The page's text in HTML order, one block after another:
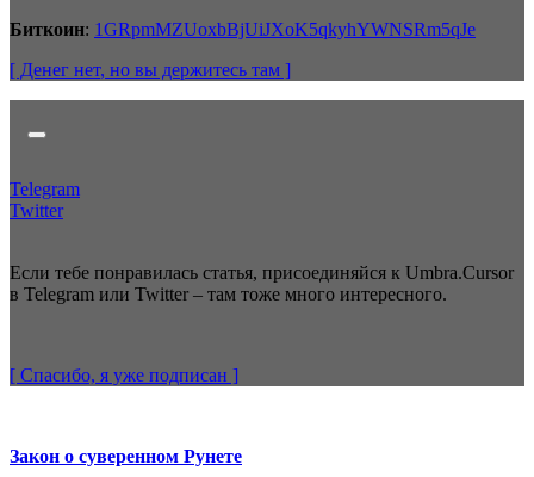
Биткоин: 1GRpmMZUoxbBjUiJXoK5qkyhYWNSRm5qJe
[ Денег нет, но вы держитесь там ]
Telegram
Twitter
Если тебе понравилась статья, присоединяйся к Umbra.Cursor
в Telegram или Twitter – там тоже много интересного.
[ Спасибо, я уже подписан ]
Закон о суверенном Рунете